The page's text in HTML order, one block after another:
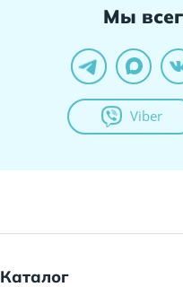
Мы
Viber
Каталог